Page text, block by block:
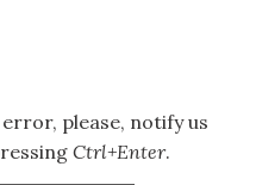
please, notify us
Ctrl+Enter.